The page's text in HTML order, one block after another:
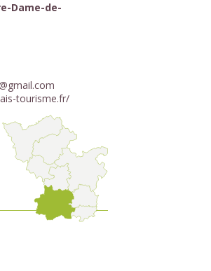
Dame-de-
tourisme.fr/